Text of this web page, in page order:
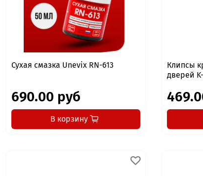
Сухая смазка Unevix RN-613
690.00 руб
В корзину
Клипсы
дверей